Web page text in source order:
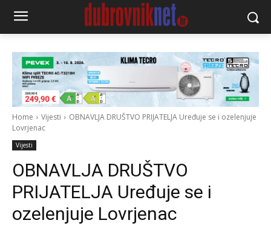
Home Vijesti
OBNAVLJA DRUŠTVO PRIJATELJA Uređuje se i ozelenjuje
Lovrjenac
Vijesti
OBNAVLJA DRUŠTVO
PRIJATELJA Uređuje se i
ozelenjuje Lovrjenac